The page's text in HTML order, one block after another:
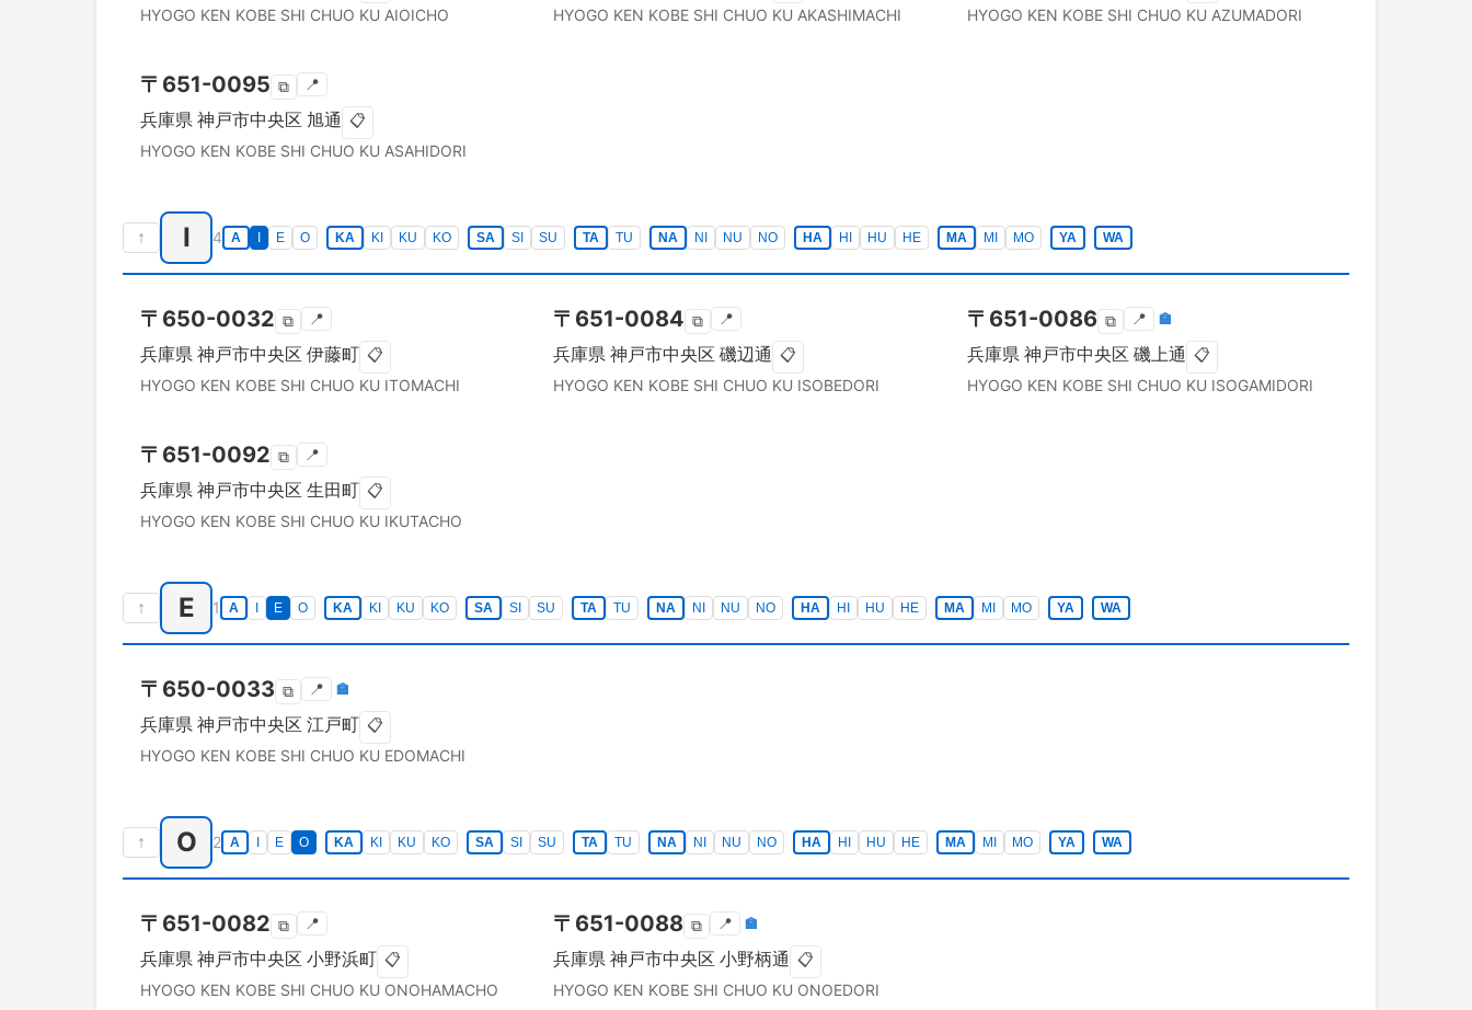
HYOGO KEN KOBE SHI CHUO KU AIOICHO HYOGO KEN KOBE SHI CHUO KU AKASHIMACHI HYOGO KEN KOBE SHI CHUO KU AZUMADORI
〒 651-0095 ⧉ 📍
兵庫県 神戸市中央区 旭通 📋
HYOGO KEN KOBE SHI CHUO KU ASAHIDORI
↑ I 4 A E O KA KI KU KO SA SI SU TA TU NA NI NU NO HA HI HU HE MA MI MO YA WA
〒 650-0032 ⧉ 📍
兵庫県 神戸市中央区 伊藤町 📋
HYOGO KEN KOBE SHI CHUO KU ITOMACHI
〒 651-0084 ⧉ 📍
兵庫県 神戸市中央区 磯辺通 📋
HYOGO KEN KOBE SHI CHUO KU ISOBEDORI
〒 651-0086 ⧉ 📍 🏣
兵庫県 神戸市中央区 磯上通 📋
HYOGO KEN KOBE SHI CHUO KU ISOGAMIDORI
〒 651-0092 ⧉ 📍
兵庫県 神戸市中央区 生田町 📋
HYOGO KEN KOBE SHI CHUO KU IKUTACHO
↑ E 1 A E O KA KI KU KO SA SI SU TA TU NA NI NU NO HA HI HU HE MA MI MO YA WA
〒 650-0033 ⧉ 📍 🏣
兵庫県 神戸市中央区 江戸町 📋
HYOGO KEN KOBE SHI CHUO KU EDOMACHI
↑ O 2 A E O KA KI KU KO SA SI SU TA TU NA NI NU NO HA HI HU HE MA MI MO YA WA
〒 651-0082 ⧉ 📍
兵庫県 神戸市中央区 小野浜町 📋
HYOGO KEN KOBE SHI CHUO KU ONOHAMACHO
〒 651-0088 ⧉ 📍 🏣
兵庫県 神戸市中央区 小野柄通 📋
HYOGO KEN KOBE SHI CHUO KU ONOEDORI